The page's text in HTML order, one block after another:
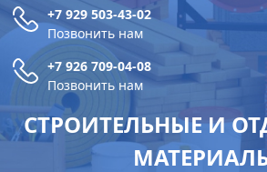
+7 929 503-43-02
Позвонить нам
+7 926 709-04-08
Позвонить нам
СТРОИТЕЛЬНЫЕ И